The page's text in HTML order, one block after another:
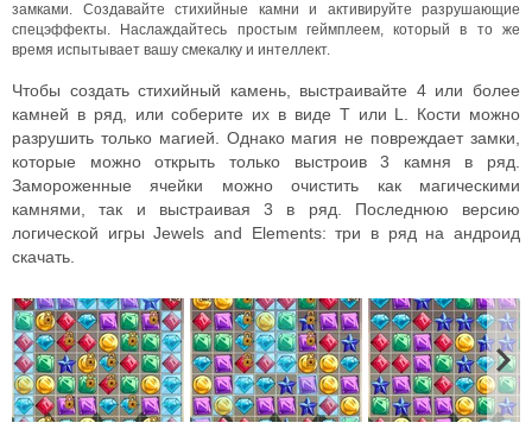
замками. Создавайте стихийные камни и активируйте разрушающие
спецэффекты. Наслаждайтесь простым геймплеем, который в то же
время испытывает вашу смекалку и интеллект.
Чтобы создать стихийный камень, выстраивайте 4 или более
камней в ряд, или соберите их в виде T или L. Кости можно
разрушить только магией. Однако магия не повреждает замки,
которые можно открыть только выстроив 3 камня в ряд.
Замороженные ячейки можно очистить как магическими
камнями, так и выстраивая 3 в ряд. Последнюю версию
логической игры Jewels and Elements: три в ряд на андроид
скачать.